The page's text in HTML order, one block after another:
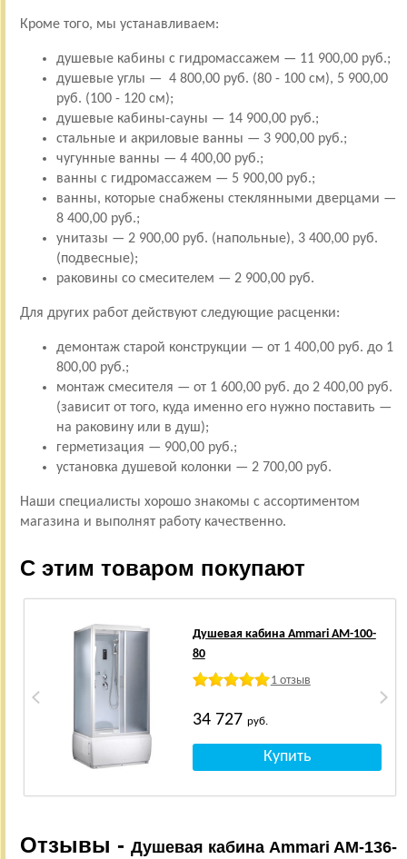
Кроме того, мы устанавливаем:
душевые кабины с гидромассажем — 11 900,00 руб.;
душевые углы — 4 800,00 руб. (80 - 100 см), 5 900,00
руб. (100 - 120 см);
душевые кабины-сауны — 14 900,00 руб.;
стальные и акриловые ванны — 3 900,00 руб.;
чугунные ванны — 4 400,00 руб.;
ванны с гидромассажем — 5 900,00 руб.;
ванны, которые снабжены стеклянными дверцами —
8 400,00 руб.;
унитазы — 2 900,00 руб. (напольные), 3 400,00 руб.
(подвесные);
раковины со смесителем — 2 900,00 руб.
Для других работ действуют следующие расценки:
демонтаж старой конструкции — от 1 400,00 руб. до 1
800,00 руб.;
монтаж смесителя — от 1 600,00 руб. до 2 400,00 руб.
(зависит от того, куда именно его нужно поставить —
на раковину или в душ);
герметизация — 900,00 руб.;
установка душевой колонки — 2 700,00 руб.
Наши специалисты хорошо знакомы с ассортиментом
магазина и выполнят работу качественно.
С этим товаром покупают
Душевая кабина Ammari AM-100-
80
1 отзыв
34 727 руб.
Отзывы - Душевая кабина Ammari AM-136-